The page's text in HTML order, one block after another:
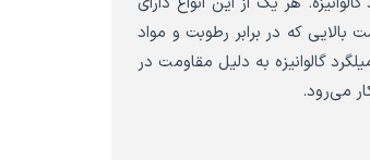
که در برابر رطوبت و مواد
گالوانیزه به دلیل مقاومت در
می‌رود.